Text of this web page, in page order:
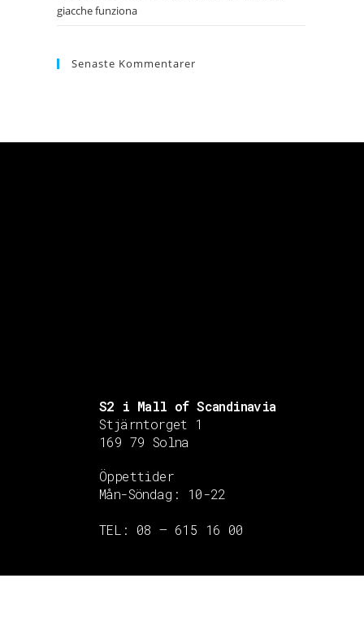
giacche funziona
Senaste Kommentarer
S2 i Mall of Scandinavia
Stjärntorget 1
169 79 Solna
Öppettider
Mån-Söndag:
10-22
TEL: 08 – 615 16 00